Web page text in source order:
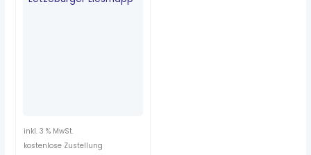
inkl. 3 % MwSt.
kostenlose Zustellung